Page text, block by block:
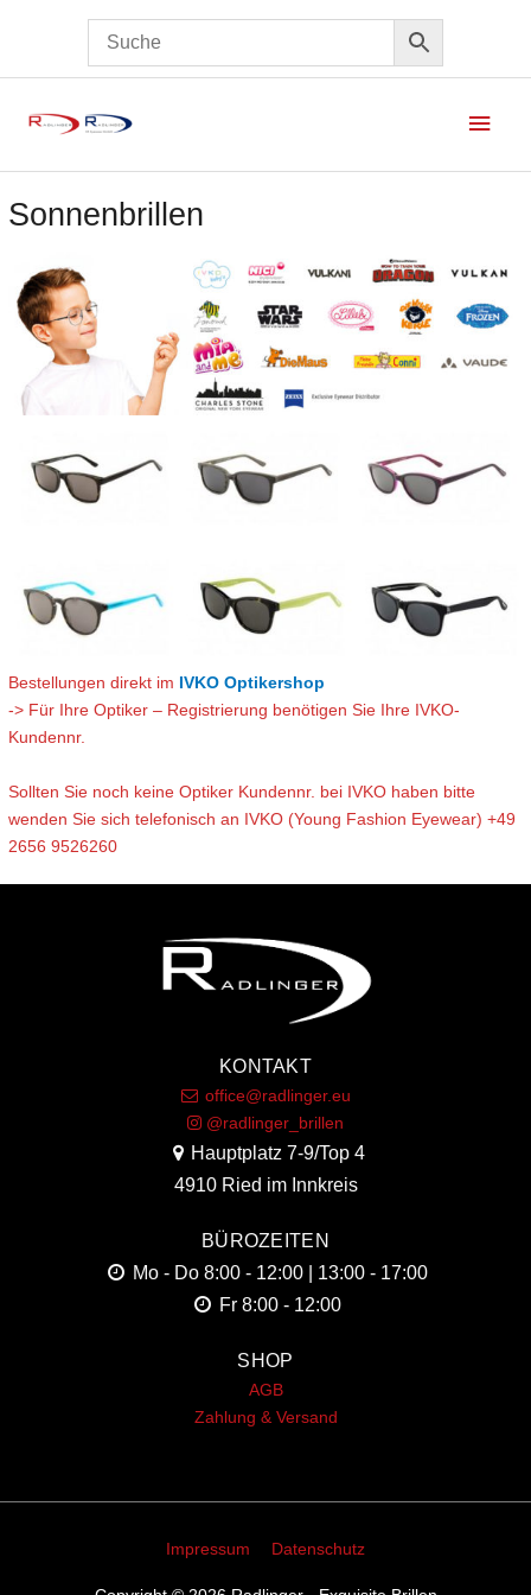
Sonnenbrillen
Bestellungen direkt im IVKO Optikershop
-> Für Ihre Optiker – Registrierung benötigen Sie Ihre IVKO-
Kundennr.
Sollten Sie noch keine Optiker Kundennr. bei IVKO haben bitte
wenden Sie sich telefonisch an IVKO (Young Fashion Eyewear) +49
2656 9526260
KONTAKT
office@radlinger.eu
@radlinger_brillen
Hauptplatz 7-9/Top 4
4910 Ried im Innkreis
BÜROZEITEN
Mo - Do 8:00 - 12:00 | 13:00 - 17:00
Fr 8:00 - 12:00
SHOP
AGB
Zahlung & Versand
Impressum Datenschutz